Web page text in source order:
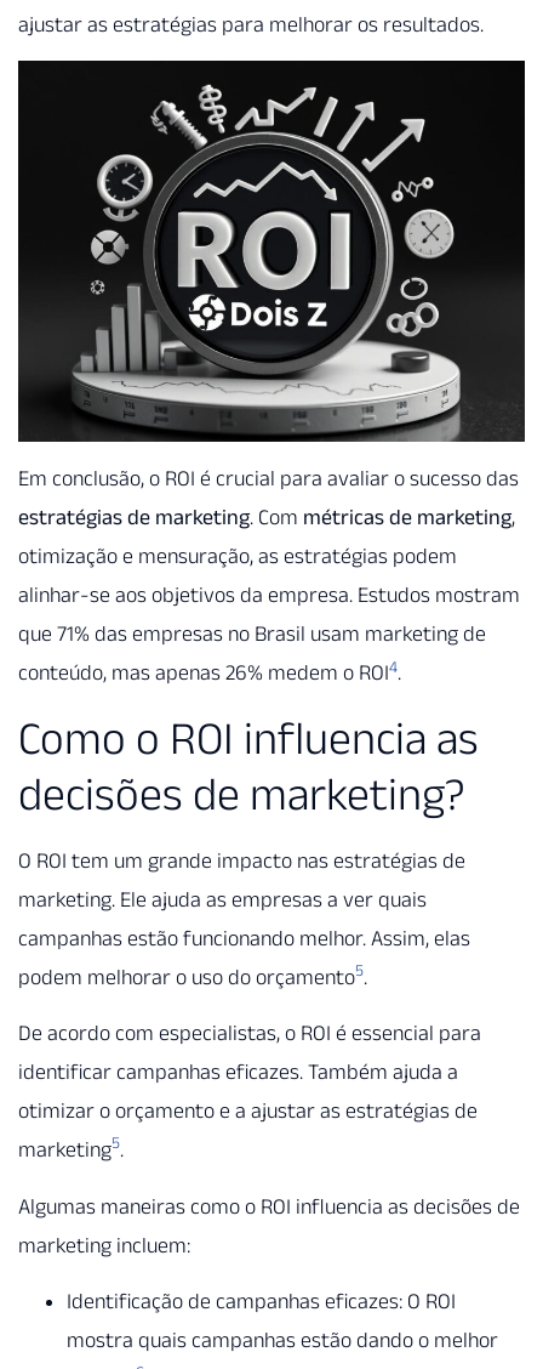
ajustar as estratégias para melhorar os resultados.
Em conclusão, o ROI é crucial para avaliar o sucesso das
estratégias de marketing. Com métricas de marketing,
otimização e mensuração, as estratégias podem
alinhar-se aos objetivos da empresa. Estudos mostram
que 71% das empresas no Brasil usam marketing de
conteúdo, mas apenas 26% medem o ROI4.
Como o ROI influencia as
decisões de marketing?
O ROI tem um grande impacto nas estratégias de
marketing. Ele ajuda as empresas a ver quais
campanhas estão funcionando melhor. Assim, elas
podem melhorar o uso do orçamento5.
De acordo com especialistas, o ROI é essencial para
identificar campanhas eficazes. Também ajuda a
otimizar o orçamento e a ajustar as estratégias de
marketing5.
Algumas maneiras como o ROI influencia as decisões de
marketing incluem:
Identificação de campanhas eficazes: O ROI
mostra quais campanhas estão dando o melhor